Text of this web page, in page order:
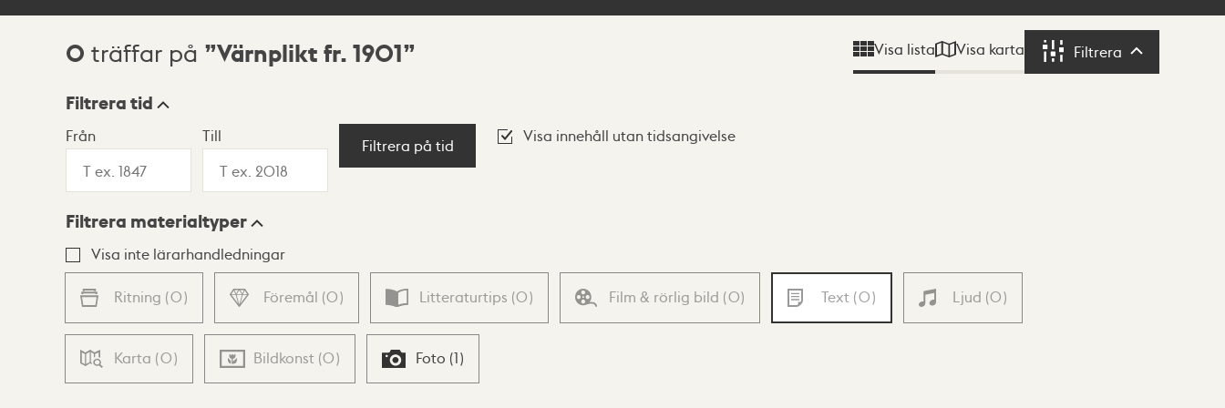
Sökresultat
0 träffar på Värnplikt fr. 1901 Visa lista Visa karta Filtrera Filtrera
Visningsläge
Lista Karta
Filtrera tid
Från Till
Filtrera på tid
Visa innehåll utan tidsangivelse
Filtrera materialtyper
Visa inte lärarhandledningar
Ritning (0) Föremål (0) Litteraturtips (0) Film & rörlig bild (0) Text (0) Ljud (0)
Karta (0) Bildkonst (0) Foto (1)